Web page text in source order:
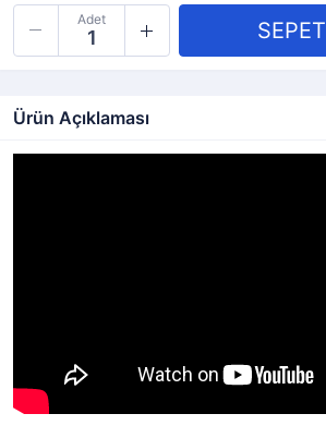
Adet
Ürün Açıklaması